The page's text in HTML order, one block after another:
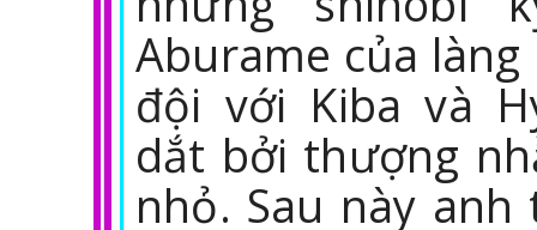
Aburame của
đội với Kiba và
dắt bởi thượng
nhỏ. Sau này